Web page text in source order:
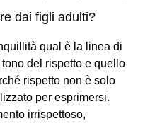
dai figli adulti?
qual è la linea di
del rispetto e quello
rispetto non è solo
per esprimersi.
irrispettoso,